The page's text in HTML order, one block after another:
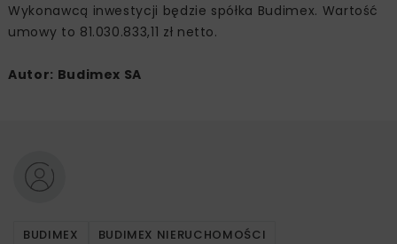
Wykonawcą inwestycji będzie spółka Budimex. Wartość
umowy to 81.030.833,11 zł netto.
Autor: Budimex SA
BUDIMEX BUDIMEX NIERUCHOMOŚCI